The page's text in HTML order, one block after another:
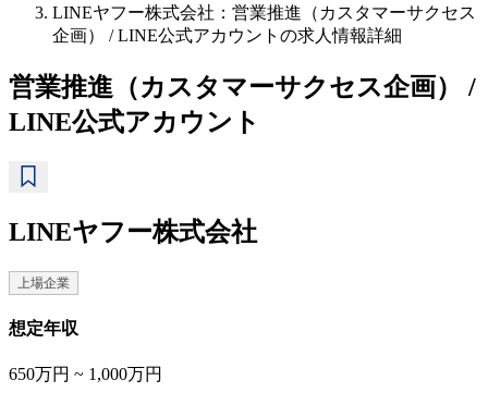
LINEヤフー株式会社：営業推進（カスタマーサクセス
企画） / LINE公式アカウントの求人情報詳細
営業推進（カスタマーサクセス企画） /
LINE公式アカウント
LINEヤフー株式会社
上場企業
想定年収
650万円 ~ 1,000万円